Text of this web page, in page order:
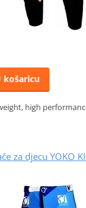
košaricu
high
za djecu YOKO